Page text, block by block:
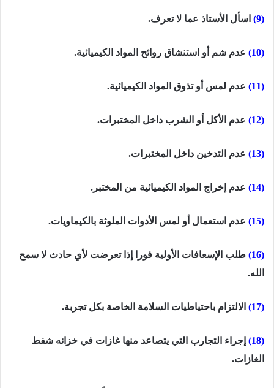
(9) اسأل الأستاذ عما لا تعرف.
(10) عدم شم أو استنشاق روائح المواد الكيميائية.
(11) عدم لمس أو تذوق المواد الكيميائية.
(12) عدم الأكل أو الشرب داخل المختبرات.
(13) عدم التدخين داخل المختبرات.
(14) عدم إخراج المواد الكيميائية من المختبر.
(15) عدم استعمال أو لمس الأدوات الملوثة بالكيماويات.
(16)
طلب الإسعافات الأولية فورا إذا تعرضت لأي حادث لا سمح
الله.
(17) الالتزام باحتياطيات السلامة الخاصة بكل تجربة.
(18)
إجراء التجارب التي يتصاعد منها غازات في خزانه شفط
الغازات.